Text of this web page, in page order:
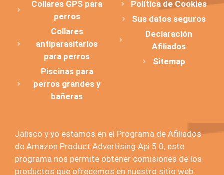
Collares GPS para
perros
Collares
antiparasitarios
para perros
Piscinas para
perros grandes y
bañeras
Política de Cookies
Sus datos seguros
Declaración
Afiliados
Sitemap
Jalisco y yo estamos en el Programa de Afiliados
de Amazon Product Advertising Api 5.0, este
programa nos permite obtener comisiones de los
productos que ofrecemos en nuestro sitio web.